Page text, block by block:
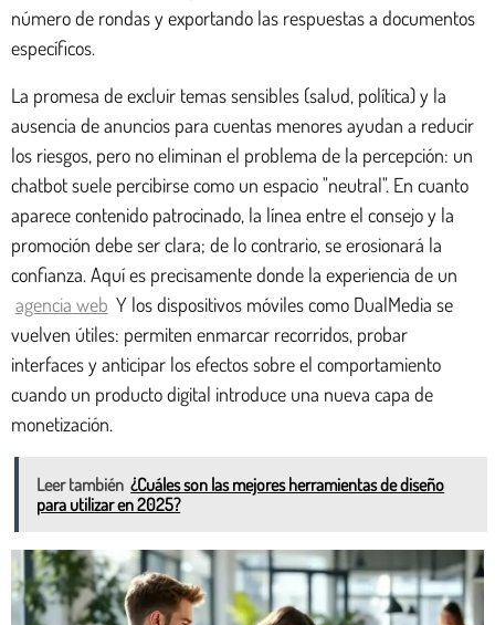
número de rondas y exportando las respuestas a documentos
específicos.
La promesa de excluir temas sensibles (salud, política) y la
ausencia de anuncios para cuentas menores ayudan a reducir
los riesgos, pero no eliminan el problema de la percepción: un
chatbot suele percibirse como un espacio "neutral". En cuanto
aparece contenido patrocinado, la línea entre el consejo y la
promoción debe ser clara; de lo contrario, se erosionará la
confianza. Aquí es precisamente donde la experiencia de un
agencia web Y los dispositivos móviles como DualMedia se
vuelven útiles: permiten enmarcar recorridos, probar
interfaces y anticipar los efectos sobre el comportamiento
cuando un producto digital introduce una nueva capa de
monetización.
Leer también ¿Cuáles son las mejores herramientas de diseño
para utilizar en 2025?